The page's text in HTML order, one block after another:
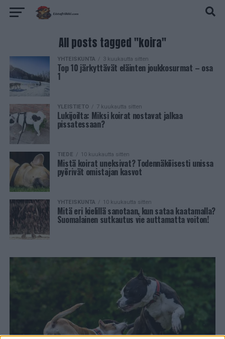
All posts tagged "koira"
YHTEISKUNTA 3 kuukautta sitten
Top 10 järkyttävät eläinten joukkosurmat – osa
1
YLEISTIETO 7 kuukautta sitten
Lukijoilta: Miksi koirat nostavat jalkaa
pissatessaan?
TIEDE 10 kuukautta sitten
Mistä koirat uneksivat? Todennäköisesti unissa
pyörivät omistajan kasvot
YHTEISKUNTA 10 kuukautta sitten
Mitä eri kielillä sanotaan, kun sataa kaatamalla?
Suomalainen sutkautus vie auttamatta voiton!